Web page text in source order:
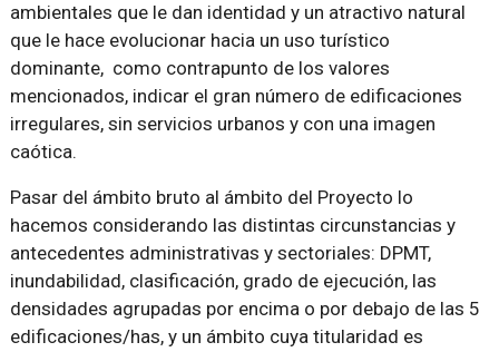
ambientales que le dan identidad y un atractivo natural
que le hace evolucionar hacia un uso turístico
dominante, como contrapunto de los valores
mencionados, indicar el gran número de edificaciones
irregulares, sin servicios urbanos y con una imagen
caótica.
Pasar del ámbito bruto al ámbito del Proyecto lo
hacemos considerando las distintas circunstancias y
antecedentes administrativas y sectoriales: DPMT,
inundabilidad, clasificación, grado de ejecución, las
densidades agrupadas por encima o por debajo de las 5
edificaciones/has, y un ámbito cuya titularidad es